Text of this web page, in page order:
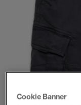
Cookie Banner